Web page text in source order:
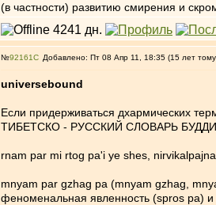
(в частности) развитию смирения и
№92161 Добавлено: Пт 08 Апр 11, 18:35 (15 лет
universebound
Если придерживаться дхармических
ТИБЕТСКО - РУССКИЙ СЛОВАРЬ
rnam par mi rtog pa'i ye shes,
mnyam par gzhag pa (mnyam gzhag,
феноменальная явленность (spros pa)